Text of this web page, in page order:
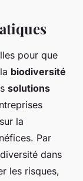
pour que
biodiversité
solutions
la
Par
dans
les risques,